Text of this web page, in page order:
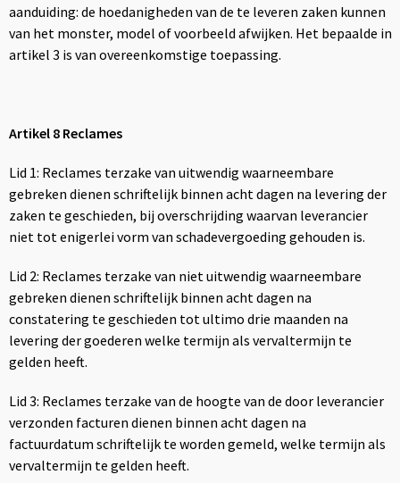
aanduiding: de hoedanigheden van de te leveren zaken kunnen
van het monster, model of voorbeeld afwijken. Het bepaalde in
artikel 3 is van overeenkomstige toepassing.
Artikel 8 Reclames
Lid 1: Reclames terzake van uitwendig waarneembare
gebreken dienen schriftelijk binnen acht dagen na levering der
zaken te geschieden, bij overschrijding waarvan leverancier
niet tot enigerlei vorm van schadevergoeding gehouden is.
Lid 2: Reclames terzake van niet uitwendig waarneembare
gebreken dienen schriftelijk binnen acht dagen na
constatering te geschieden tot ultimo drie maanden na
levering der goederen welke termijn als vervaltermijn te
gelden heeft.
Lid 3: Reclames terzake van de hoogte van de door leverancier
verzonden facturen dienen binnen acht dagen na
factuurdatum schriftelijk te worden gemeld, welke termijn als
vervaltermijn te gelden heeft.